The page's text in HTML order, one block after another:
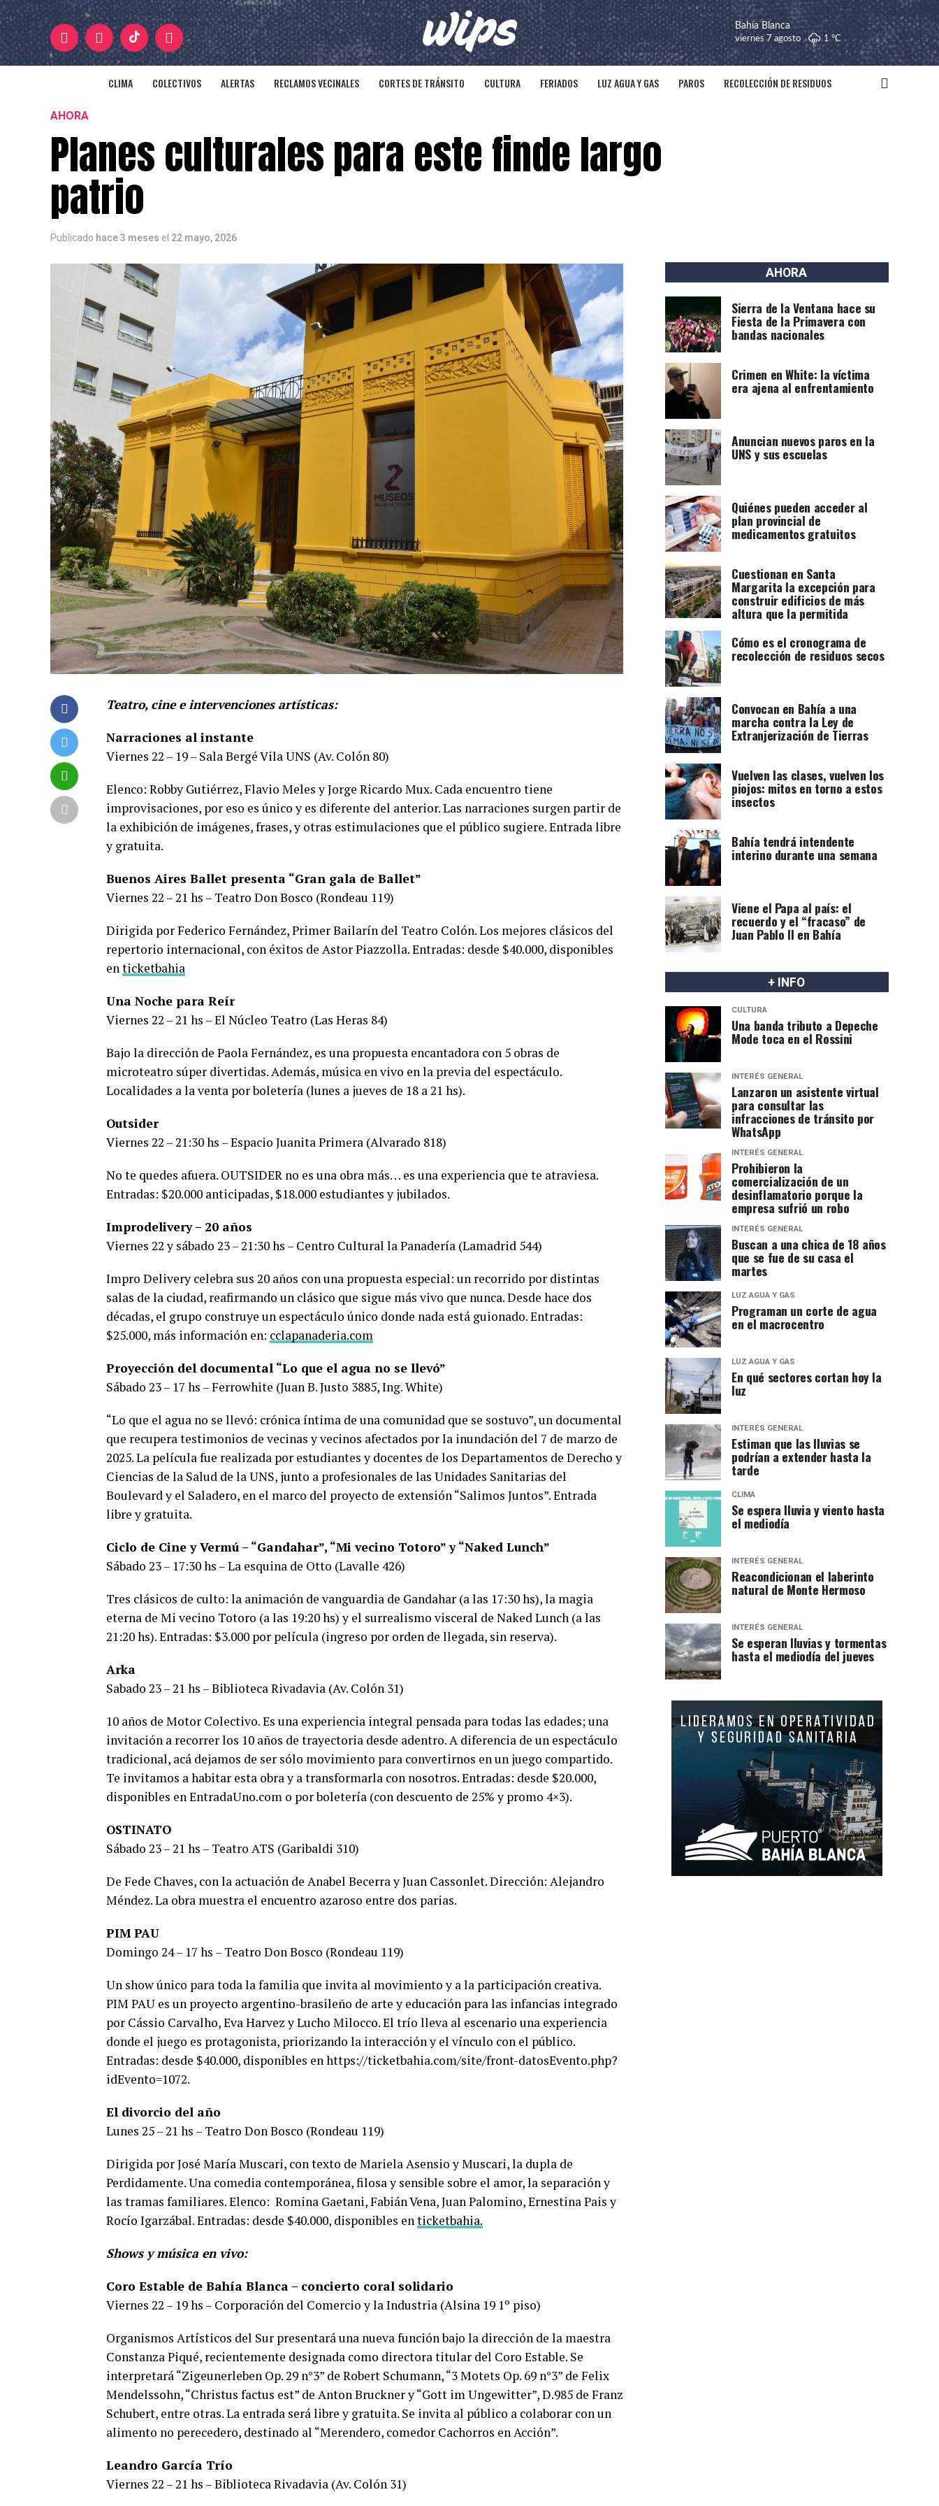
Bahía Blanca
viernes 7 agosto 1 °C
CLIMA COLECTIVOS ALERTAS RECLAMOS VECINALES CORTES DE TRÁNSITO CULTURA FERIADOS LUZ AGUA Y GAS PAROS RECOLECCIÓN DE RESIDUOS
AHORA
Planes culturales para este finde largo
patrio
Publicado hace 3 meses el 22 mayo, 2026
Teatro, cine e intervenciones artísticas:
Narraciones al instante
Viernes 22 – 19 – Sala Bergé Vila UNS (Av. Colón 80)
Elenco: Robby Gutiérrez, Flavio Meles y Jorge Ricardo Mux. Cada encuentro tiene
improvisaciones, por eso es único y es diferente del anterior. Las narraciones surgen partir de
la exhibición de imágenes, frases, y otras estimulaciones que el público sugiere. Entrada libre
y gratuita.
Buenos Aires Ballet presenta “Gran gala de Ballet”
Viernes 22 – 21 hs – Teatro Don Bosco (Rondeau 119)
Dirigida por Federico Fernández, Primer Bailarín del Teatro Colón. Los mejores clásicos del
repertorio internacional, con éxitos de Astor Piazzolla. Entradas: desde $40.000, disponibles
enticketbahia
Una Noche para Reír
Viernes 22 – 21 hs – El Núcleo Teatro (Las Heras 84)
Bajo la dirección de Paola Fernández, es una propuesta encantadora con 5 obras de
microteatro súper divertidas. Además, música en vivo en la previa del espectáculo.
Localidades a la venta por boletería (lunes a jueves de 18 a 21 hs).
Outsider
Viernes 22 – 21:30 hs – Espacio Juanita Primera (Alvarado 818)
No te quedes afuera. OUTSIDER no es una obra más… es una experiencia que te atraviesa.
Entradas: $20.000 anticipadas, $18.000 estudiantes y jubilados.
Improdelivery – 20 años
Viernes 22 y sábado 23 – 21:30 hs – Centro Cultural la Panadería (Lamadrid 544)
Impro Delivery celebra sus 20 años con una propuesta especial: un recorrido por distintas
salas de la ciudad, reafirmando un clásico que sigue más vivo que nunca. Desde hace dos
décadas, el grupo construye un espectáculo único donde nada está guionado. Entradas:
$25.000, más información en: cclapanaderia.com
Proyección del documental “Lo que el agua no se llevó”
Sábado 23 – 17 hs – Ferrowhite (Juan B. Justo 3885, Ing. White)
“Lo que el agua no se llevó: crónica íntima de una comunidad que se sostuvo”, un documental
que recupera testimonios de vecinas y vecinos afectados por la inundación del 7 de marzo de
2025. La película fue realizada por estudiantes y docentes de los Departamentos de Derecho y
Ciencias de la Salud de la UNS, junto a profesionales de las Unidades Sanitarias del
Boulevard y el Saladero, en el marco del proyecto de extensión “Salimos Juntos”. Entrada
libre y gratuita.
Ciclo de Cine y Vermú – “Gandahar”, “Mi vecino Totoro” y “Naked Lunch”
Sábado 23 – 17:30 hs – La esquina de Otto (Lavalle 426)
Tres clásicos de culto: la animación de vanguardia de Gandahar (a las 17:30 hs), la magia
eterna de Mi vecino Totoro (a las 19:20 hs) y el surrealismo visceral de Naked Lunch (a las
21:20 hs). Entradas: $3.000 por película (ingreso por orden de llegada, sin reserva).
Arka
Sabado 23 – 21 hs – Biblioteca Rivadavia (Av. Colón 31)
10 años de Motor Colectivo. Es una experiencia integral pensada para todas las edades; una
invitación a recorrer los 10 años de trayectoria desde adentro. A diferencia de un espectáculo
tradicional, acá dejamos de ser sólo movimiento para convertirnos en un juego compartido.
Te invitamos a habitar esta obra y a transformarla con nosotros. Entradas: desde $20.000,
disponibles en EntradaUno.com o por boletería (con descuento de 25% y promo 4×3).
OSTINATO
Sábado 23 – 21 hs – Teatro ATS (Garibaldi 310)
De Fede Chaves, con la actuación de Anabel Becerra y Juan Cassonlet. Dirección: Alejandro
Méndez. La obra muestra el encuentro azaroso entre dos parias.
PIM PAU
Domingo 24 – 17 hs – Teatro Don Bosco (Rondeau 119)
Un show único para toda la familia que invita al movimiento y a la participación creativa.
PIM PAU es un proyecto argentino-brasileño de arte y educación para las infancias integrado
por Cássio Carvalho, Eva Harvez y Lucho Milocco. El trío lleva al escenario una experiencia
donde el juego es protagonista, priorizando la interacción y el vínculo con el público.
Entradas: desde $40.000, disponibles en https://ticketbahia.com/site/front-datosEvento.php?
idEvento=1072.
El divorcio del año
Lunes 25 – 21 hs – Teatro Don Bosco (Rondeau 119)
Dirigida por José María Muscari, con texto de Mariela Asensio y Muscari, la dupla de
Perdidamente. Una comedia contemporánea, filosa y sensible sobre el amor, la separación y
las tramas familiares. Elenco: Romina Gaetani, Fabián Vena, Juan Palomino, Ernestina Pais y
Rocío Igarzábal. Entradas: desde $40.000, disponibles enticketbahia.
Shows y música en vivo:
Coro Estable de Bahía Blanca – concierto coral solidario
Viernes 22 – 19 hs – Corporación del Comercio y la Industria (Alsina 19 1º piso)
Organismos Artísticos del Sur presentará una nueva función bajo la dirección de la maestra
Constanza Piqué, recientemente designada como directora titular del Coro Estable. Se
interpretará “Zigeunerleben Op. 29 n°3” de Robert Schumann, “3 Motets Op. 69 n°3” de Felix
Mendelssohn, “Christus factus est” de Anton Bruckner y “Gott im Ungewitter”, D.985 de Franz
Schubert, entre otras. La entrada será libre y gratuita. Se invita al público a colaborar con un
alimento no perecedero, destinado al “Merendero, comedor Cachorros en Acción”.
Leandro García Trío
Viernes 22 – 21 hs – Biblioteca Rivadavia (Av. Colón 31)
AHORA
Sierra de la Ventana hace su
Fiesta de la Primavera con
bandas nacionales
Crimen en White: la víctima
era ajena al enfrentamiento
Anuncian nuevos paros en la
UNS y sus escuelas
Quiénes pueden acceder al
plan provincial de
medicamentos gratuitos
Cuestionan en Santa
Margarita la excepción para
construir edificios de más
altura que la permitida
Cómo es el cronograma de
recolección de residuos secos
Convocan en Bahía a una
marcha contra la Ley de
Extranjerización de Tierras
Vuelven las clases, vuelven los
piojos: mitos en torno a estos
insectos
Bahía tendrá intendente
interino durante una semana
Viene el Papa al país: el
recuerdo y el “fracaso” de
Juan Pablo II en Bahía
+ INFO
CULTURA
Una banda tributo a Depeche
Mode toca en el Rossini
INTERÉS GENERAL
Lanzaron un asistente virtual
para consultar las
infracciones de tránsito por
WhatsApp
INTERÉS GENERAL
Prohibieron la
comercialización de un
desinflamatorio porque la
empresa sufrió un robo
INTERÉS GENERAL
Buscan a una chica de 18 años
que se fue de su casa el
martes
LUZ AGUA Y GAS
Programan un corte de agua
en el macrocentro
LUZ AGUA Y GAS
En qué sectores cortan hoy la
luz
INTERÉS GENERAL
Estiman que las lluvias se
podrían a extender hasta la
tarde
CLIMA
Se espera lluvia y viento hasta
el mediodía
INTERÉS GENERAL
Reacondicionan el laberinto
natural de Monte Hermoso
INTERÉS GENERAL
Se esperan lluvias y tormentas
hasta el mediodía del jueves